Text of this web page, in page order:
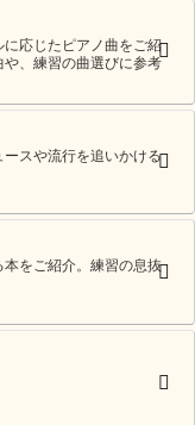
応じたピアノ曲をご紹
、練習の曲選びに参考
スや流行を追いかける
をご紹介。練習の息抜